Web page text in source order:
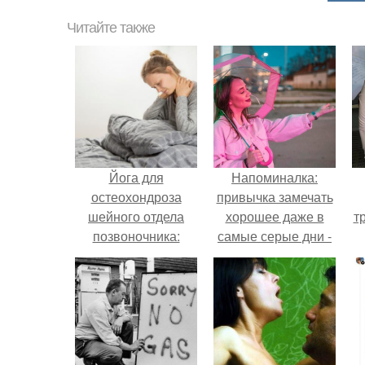
Читайте также
Йога для
остеохондроза
шейного отдела
позвоночника:
безопасность и
эффективность
Напоминалка:
привычка замечать
хорошее даже в
самые серые дни -
это не очередная
сказка из книг по
саморазвитию.